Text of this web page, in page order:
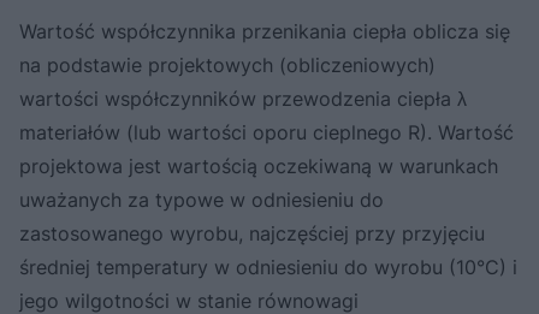
Wartość współczynnika przenikania ciepła oblicza się
na podstawie projektowych (obliczeniowych)
wartości współczynników przewodzenia ciepła λ
materiałów (lub wartości oporu cieplnego R). Wartość
projektowa jest wartością oczekiwaną w warunkach
uważanych za typowe w odniesieniu do
zastosowanego wyrobu, najczęściej przy przyjęciu
średniej temperatury w odniesieniu do wyrobu (10°C) i
jego wilgotności w stanie równowagi